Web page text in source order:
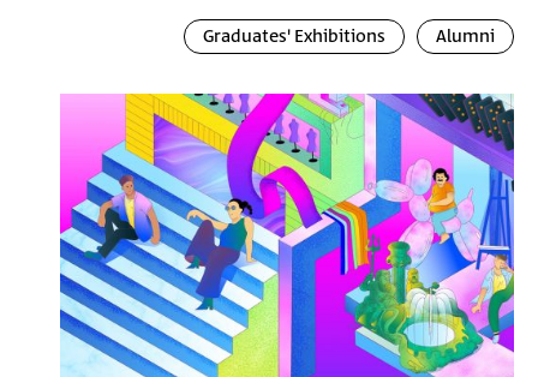
Alumni
Graduates' Exhibitions